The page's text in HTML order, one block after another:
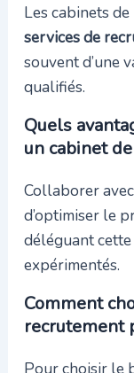
Les cabinets
services de
souvent d’une
qualifiés.
Quels
un cabinet
Collaborer
d’optimiser le
déléguant
expérimentés.
Comment
recrutement
Pour choisir le